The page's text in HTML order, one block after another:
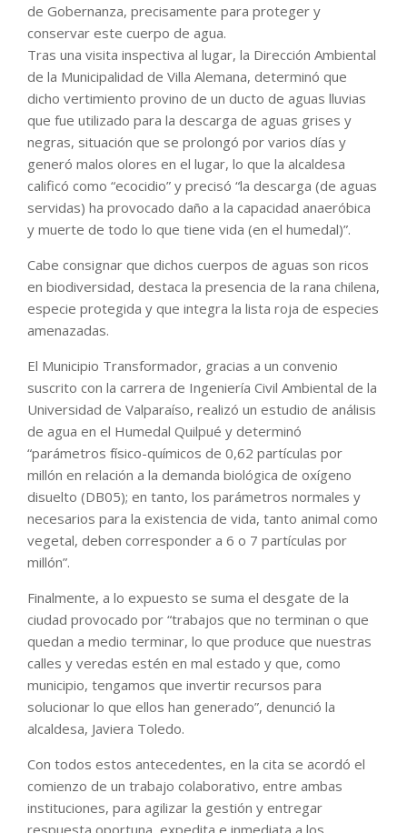
de Gobernanza, precisamente para proteger y
conservar este cuerpo de agua.
Tras una visita inspectiva al lugar, la Dirección Ambiental
de la Municipalidad de Villa Alemana, determinó que
dicho vertimiento provino de un ducto de aguas lluvias
que fue utilizado para la descarga de aguas grises y
negras, situación que se prolongó por varios días y
generó malos olores en el lugar, lo que la alcaldesa
calificó como “ecocidio” y precisó “la descarga (de aguas
servidas) ha provocado daño a la capacidad anaeróbica
y muerte de todo lo que tiene vida (en el humedal)”.
Cabe consignar que dichos cuerpos de aguas son ricos
en biodiversidad, destaca la presencia de la rana chilena,
especie protegida y que integra la lista roja de especies
amenazadas.
El Municipio Transformador, gracias a un convenio
suscrito con la carrera de Ingeniería Civil Ambiental de la
Universidad de Valparaíso, realizó un estudio de análisis
de agua en el Humedal Quilpué y determinó
“parámetros físico-químicos de 0,62 partículas por
millón en relación a la demanda biológica de oxígeno
disuelto (DB05); en tanto, los parámetros normales y
necesarios para la existencia de vida, tanto animal como
vegetal, deben corresponder a 6 o 7 partículas por
millón”.
Finalmente, a lo expuesto se suma el desgate de la
ciudad provocado por “trabajos que no terminan o que
quedan a medio terminar, lo que produce que nuestras
calles y veredas estén en mal estado y que, como
municipio, tengamos que invertir recursos para
solucionar lo que ellos han generado”, denunció la
alcaldesa, Javiera Toledo.
Con todos estos antecedentes, en la cita se acordó el
comienzo de un trabajo colaborativo, entre ambas
instituciones, para agilizar la gestión y entregar
respuesta oportuna, expedita e inmediata a los